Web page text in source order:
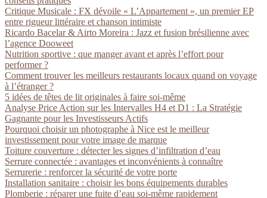
Critique Musicale : FX dévoile « L’Appartement », un premier EP
entre rigueur littéraire et chanson intimiste
Ricardo Bacelar & Airto Moreira : Jazz et fusion brésilienne avec
l’agence Dooweet
Nutrition sportive : que manger avant et après l’effort pour
performer ?
Comment trouver les meilleurs restaurants locaux quand on voyage
à l’étranger ?
5 idées de têtes de lit originales à faire soi-même
Analyse Price Action sur les Intervalles H4 et D1 : La Stratégie
Gagnante pour les Investisseurs Actifs
Pourquoi choisir un photographe à Nice est le meilleur
investissement pour votre image de marque
Toiture couverture : détecter les signes d’infiltration d’eau
Serrure connectée : avantages et inconvénients à connaître
Serrurerie : renforcer la sécurité de votre porte
Installation sanitaire : choisir les bons équipements durables
Plomberie : réparer une fuite d’eau soi-même rapidement